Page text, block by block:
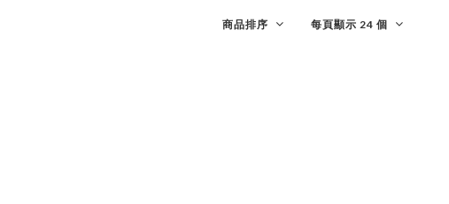
商品排序 每頁顯示 24 個